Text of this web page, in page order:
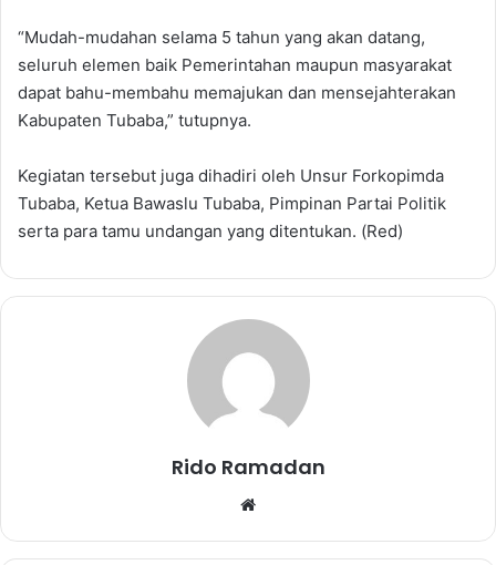
“Mudah-mudahan selama 5 tahun yang akan datang,
seluruh elemen baik Pemerintahan maupun masyarakat
dapat bahu-membahu memajukan dan mensejahterakan
Kabupaten Tubaba,” tutupnya.
Kegiatan tersebut juga dihadiri oleh Unsur Forkopimda
Tubaba, Ketua Bawaslu Tubaba, Pimpinan Partai Politik
serta para tamu undangan yang ditentukan. (Red)
Rido Ramadan
te